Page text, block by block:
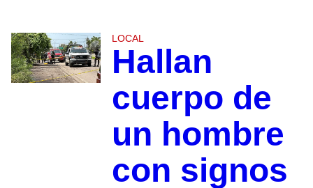
LOCAL
Hallan
cuerpo de
un hombre
con signos